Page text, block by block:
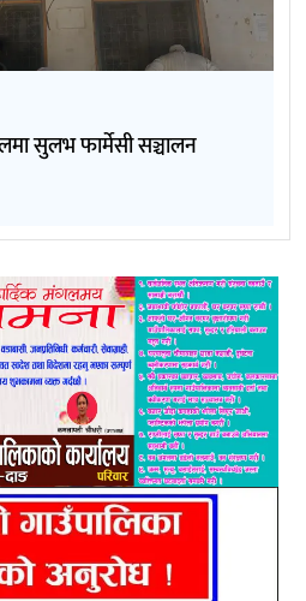
सुलभ फार्मेसी सञ्चालन